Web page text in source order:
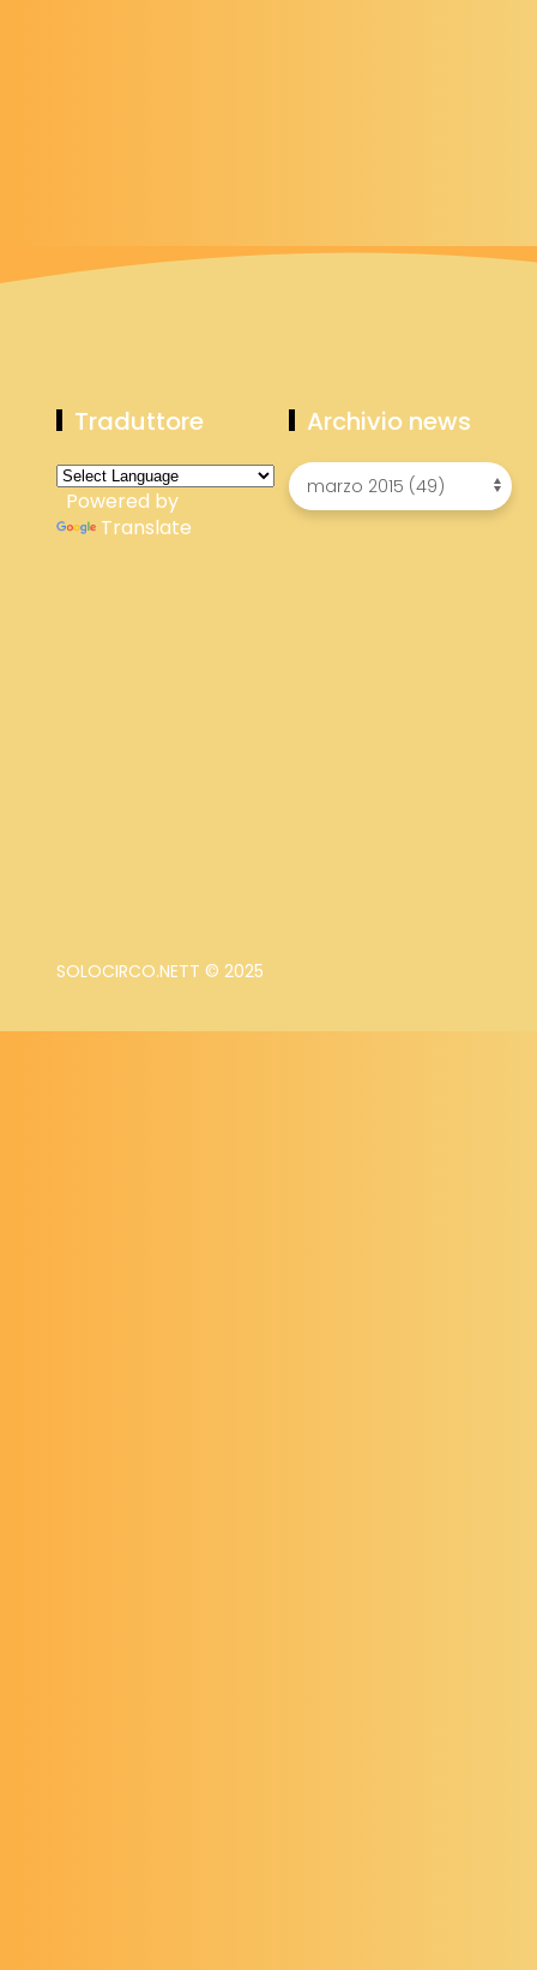
Traduttore
Powered by
Translate
Archivio news
SOLOCIRCO.NETT © 2025